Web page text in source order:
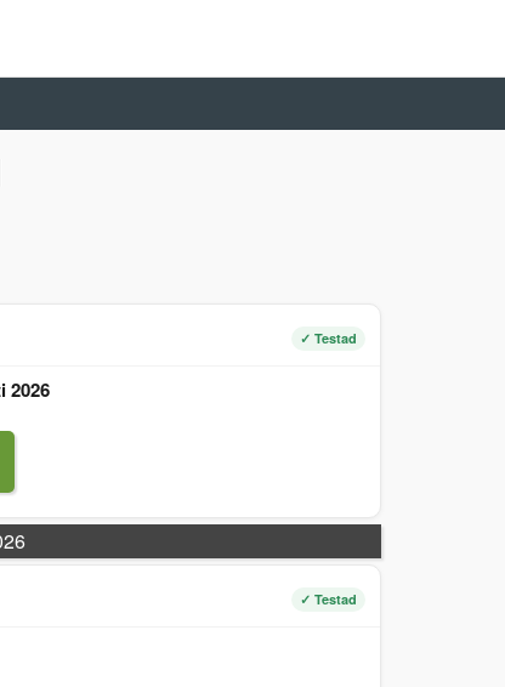
✓ Testad
2026
✓ Testad